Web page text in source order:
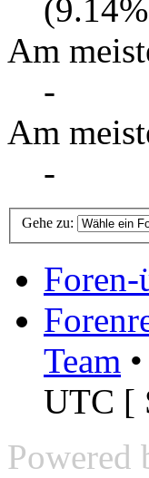
Am
-
Am
-
Gehe zu:
Foren-
Team •
UTC [
Powered